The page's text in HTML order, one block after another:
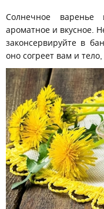
Солнечное варенье
ароматное и вкусное.
законсервируйте в
оно согреет вам и